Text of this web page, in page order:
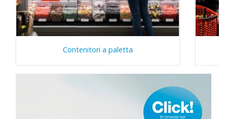
Contenitori a paletta